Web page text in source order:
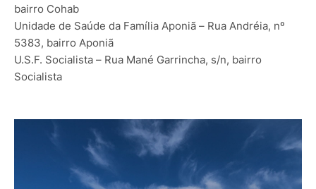
bairro Cohab
Unidade de Saúde da Família Aponiã – Rua Andréia, nº
5383, bairro Aponiã
U.S.F. Socialista – Rua Mané Garrincha, s/n, bairro
Socialista